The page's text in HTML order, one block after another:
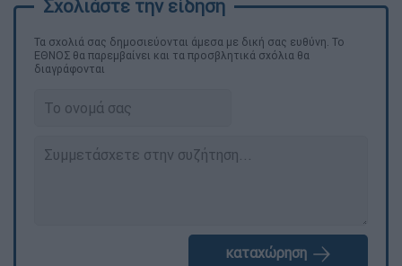
Τα σχολιά σας δημοσιεύονται άμεσα με δική σας ευθύνη. Το
ΕΘΝΟΣ θα παρεμβαίνει και τα προσβλητικά σχόλια θα
διαγράφονται
καταχώρηση